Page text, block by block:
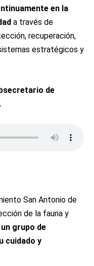
en la
a través de
recuperación,
estratégicos y
de
San Antonio de
de la fauna y
grupo de
cuidado y